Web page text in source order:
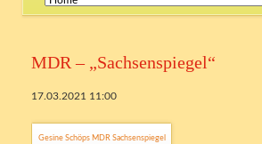
überspringen
MDR – „Sachsenspiegel“
17.03.2021 11:00
Gesine Schöps MDR Sachsenspiegel